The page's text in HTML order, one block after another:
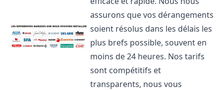
assurons que vos dérangements
soient résolus dans les délais les
plus brefs possible, souvent en
moins de 24 heures. Nos tarifs
sont compétitifs et
transparents, nous vous